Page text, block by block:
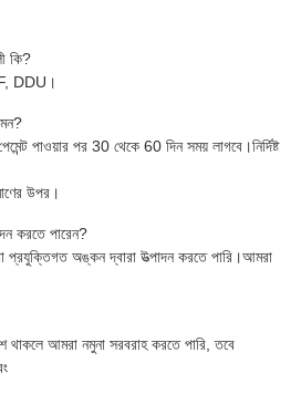
কি?
DDU।
পাওয়ার পর 30 থেকে 60 দিন সময় লাগবে।নির্দিষ্ট
উপর।
করতে পারেন?
অঙ্কন দ্বারা উত্পাদন করতে পারি।আমরা
আমরা নমুনা সরবরাহ করতে পারি, তবে